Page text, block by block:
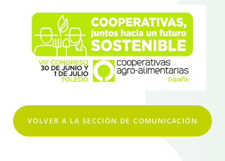
VOLVER A LA SECCIÓN DE COMUNICACIÓN